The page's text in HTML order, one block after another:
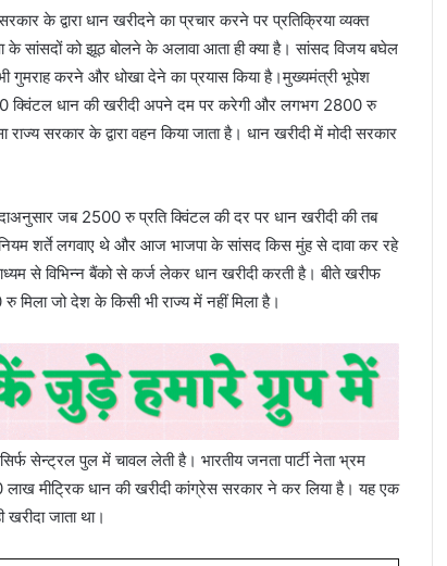
के द्वारा धान खरीदने का प्रचार करने पर प्रतिक्रिया व्यक्त
सांसदों को झूठ बोलने के अलावा आता ही क्या है। सांसद विजय बघेल
गुमराह करने और धोखा देने का प्रयास किया है।मुख्यमंत्री भूपेश
क्विंटल धान की खरीदी अपने दम पर करेगी और लगभग 2800 रु
सरकार के द्वारा वहन किया जाता है। धान खरीदी में मोदी सरकार
जब 2500 रु प्रति क्विंटल की दर पर धान खरीदी की तब
शर्ते लगवाए थे और आज भाजपा के सांसद किस मुंह से दावा कर रहे
से विभिन्न बैंको से कर्ज लेकर धान खरीदी करती है। बीते खरीफ
जो देश के किसी भी राज्य में नहीं मिला है।
सेन्ट्रल पुल में चावल लेती है। भारतीय जनता पार्टी नेता भ्रम
लाख मीट्रिक धान की खरीदी कांग्रेस सरकार ने कर लिया है। यह एक
जाता था।